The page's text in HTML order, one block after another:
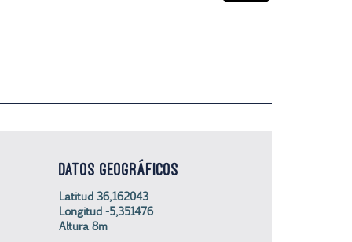
DATOS GEOGRÁFICOS
Latitud 36,162043
Longitud -5,351476
Altura 8m